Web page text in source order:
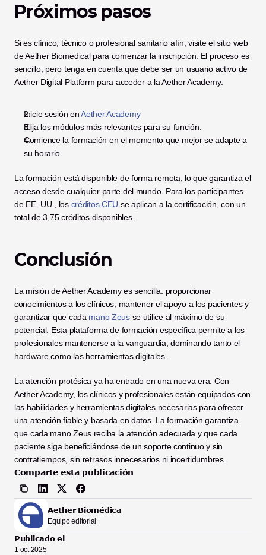
Próximos pasos
Si es clínico, técnico o profesional sanitario afín, visite el sitio web
de Aether Biomedical para comenzar la inscripción. El proceso es
sencillo, pero tenga en cuenta que debe ser un usuario activo de
Aether Digital Platform para acceder a la Aether Academy:
Inicie sesión en Aether Academy
Elija los módulos más relevantes para su función.
Comience la formación en el momento que mejor se adapte a
su horario.
La formación está disponible de forma remota, lo que garantiza el
acceso desde cualquier parte del mundo. Para los participantes
de EE. UU., los créditos CEU se aplican a la certificación, con un
total de 3,75 créditos disponibles.
Conclusión
La misión de Aether Academy es sencilla: proporcionar
conocimientos a los clínicos, mantener el apoyo a los pacientes y
garantizar que cada mano Zeus se utilice al máximo de su
potencial. Esta plataforma de formación específica permite a los
profesionales mantenerse a la vanguardia, dominando tanto el
hardware como las herramientas digitales.
La atención protésica ya ha entrado en una nueva era. Con
Aether Academy, los clínicos y profesionales están equipados con
las habilidades y herramientas digitales necesarias para ofrecer
una atención fiable y basada en datos. La formación garantiza
que cada mano Zeus reciba la atención adecuada y que cada
paciente siga beneficiándose de un soporte continuo y sin
contratiempos, sin retrasos innecesarios ni incertidumbres.
Comparte esta publicación
Aether Biomédica
Equipo editorial
Publicado el
1 oct 2025